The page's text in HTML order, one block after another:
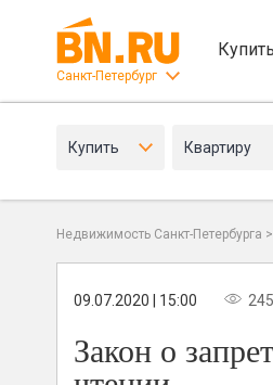
Санкт-Петербург
Купить
Купить Квартиру
Недвижимость Санкт-Петербурга >
09.07.2020 | 15:00
Закон о